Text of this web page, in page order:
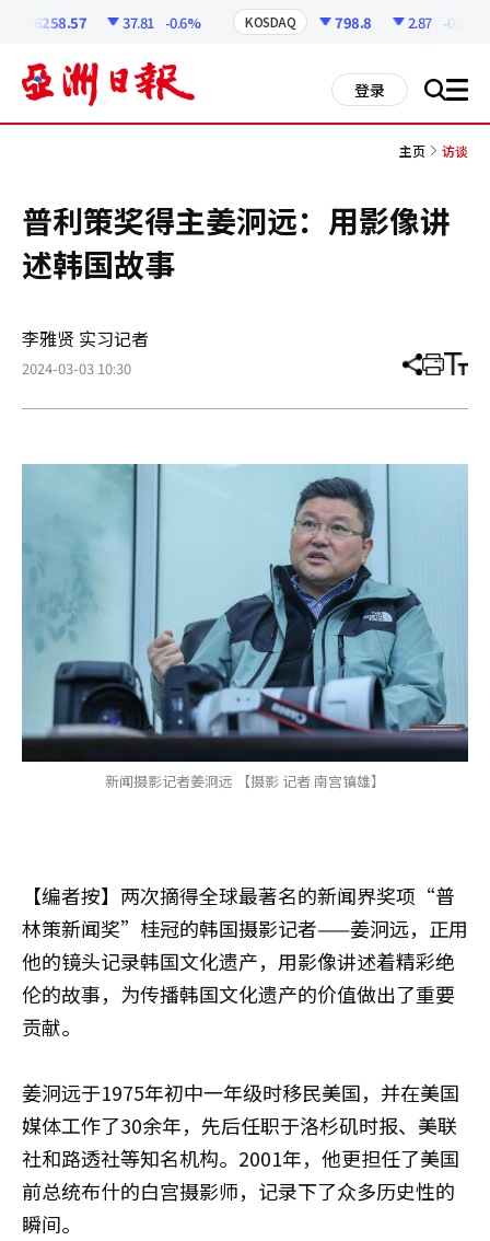
6258.57 37.81 -0.6% KOSDAQ 798.8 2.87 -0.36%
登录 搜 all
主页 访谈
普利策奖得主姜泂远：用影像讲
述韩国故事
李雅贤 实习记者
2024-03-03 10:30 分
章
打 调
小
新闻摄影记者姜泂远 【摄影 记者 南宫镇雄】
【编者按】两次摘得全球最著名的新闻界奖项“普
林策新闻奖”桂冠的韩国摄影记者——姜泂远，正用
他的镜头记录韩国文化遗产，用影像讲述着精彩绝
伦的故事，为传播韩国文化遗产的价值做出了重要
贡献。
姜泂远于1975年初中一年级时移民美国，并在美国
媒体工作了30余年，先后任职于洛杉矶时报、美联
社和路透社等知名机构。2001年，他更担任了美国
前总统布什的白宫摄影师，记录下了众多历史性的
瞬间。